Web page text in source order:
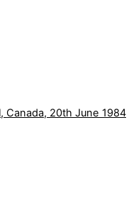
Canada, 20th June 1984